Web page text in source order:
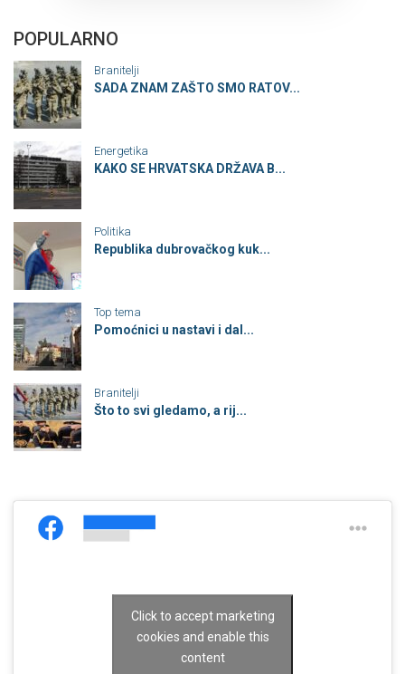
POPULARNO
Branitelji
SADA ZNAM ZAŠTO SMO RATOV...
Energetika
KAKO SE HRVATSKA DRŽAVA B...
Politika
Republika dubrovačkog kuk...
Top tema
Pomoćnici u nastavi i dal...
Branitelji
Što to svi gledamo, a rij...
Click to accept marketing
cookies and enable this
content